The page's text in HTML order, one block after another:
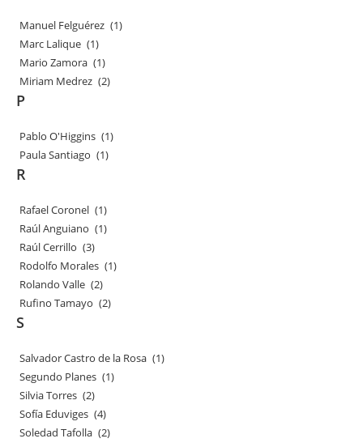
Manuel Felguérez (1)
Marc Lalique (1)
Mario Zamora (1)
Miriam Medrez (2)
P
Pablo O'Higgins (1)
Paula Santiago (1)
R
Rafael Coronel (1)
Raúl Anguiano (1)
Raúl Cerrillo (3)
Rodolfo Morales (1)
Rolando Valle (2)
Rufino Tamayo (2)
S
Salvador Castro de la Rosa (1)
Segundo Planes (1)
Silvia Torres (2)
Sofía Eduviges (4)
Soledad Tafolla (2)